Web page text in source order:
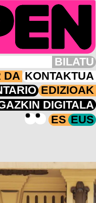
BILATU
DA KONTAKTUA
EDIZIOAK
DIGITALA
ES EUS